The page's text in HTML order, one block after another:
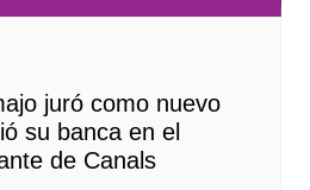
juró como nuevo
su banca en el
de Canals